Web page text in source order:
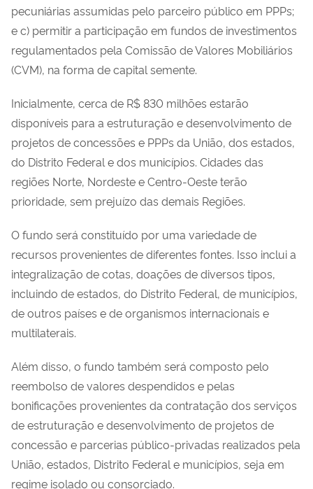
pecuniárias assumidas pelo parceiro público em PPPs;
e c) permitir a participação em fundos de investimentos
regulamentados pela Comissão de Valores Mobiliários
(CVM), na forma de capital semente.
Inicialmente, cerca de R$ 830 milhões estarão
disponíveis para a estruturação e desenvolvimento de
projetos de concessões e PPPs da União, dos estados,
do Distrito Federal e dos municípios. Cidades das
regiões Norte, Nordeste e Centro-Oeste terão
prioridade, sem prejuízo das demais Regiões.
O fundo será constituído por uma variedade de
recursos provenientes de diferentes fontes. Isso inclui a
integralização de cotas, doações de diversos tipos,
incluindo de estados, do Distrito Federal, de municípios,
de outros países e de organismos internacionais e
multilaterais.
Além disso, o fundo também será composto pelo
reembolso de valores despendidos e pelas
bonificações provenientes da contratação dos serviços
de estruturação e desenvolvimento de projetos de
concessão e parcerias público-privadas realizados pela
União, estados, Distrito Federal e municípios, seja em
regime isolado ou consorciado.